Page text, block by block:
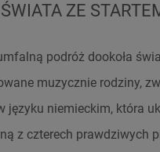
ZE
podróż dookoła
muzycznie rodziny,
niemieckim, która
z czterech prawdziwych